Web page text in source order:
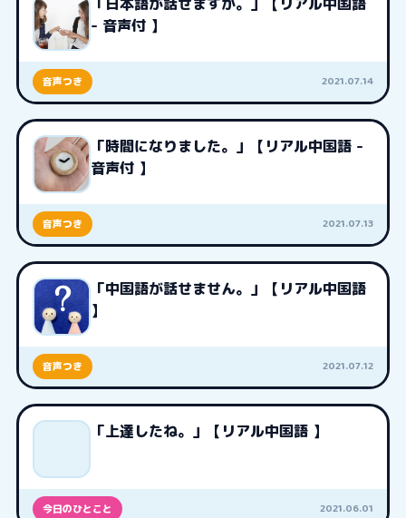
- 音声付 】
音声つき 2021.07.14
「時間になりました。」【リアル中国語 -
音声付 】
音声つき 2021.07.13
「中国語が話せません。」【リアル中国語
】
音声つき 2021.07.12
「上達したね。」【リアル中国語 】
今日のひとこと 2021.06.01